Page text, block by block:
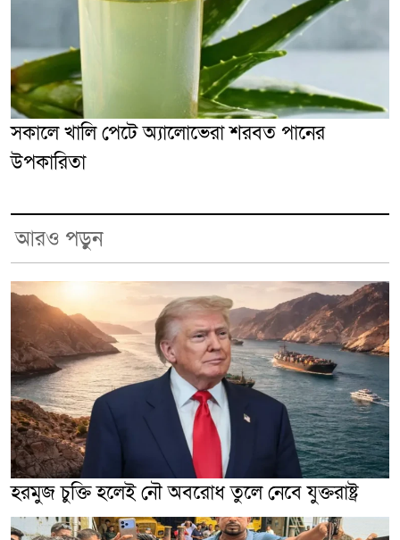
সকালে খালি পেটে অ্যালোভেরা শরবত পানের
উপকারিতা
আরও পড়ুন
হরমুজ চুক্তি হলেই নৌ অবরোধ তুলে নেবে যুক্তরাষ্ট্র